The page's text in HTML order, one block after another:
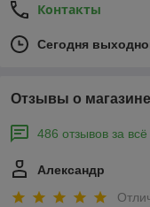
Контакты
Сегодня
Отзывы о магазине
486 отзывов за
Александр